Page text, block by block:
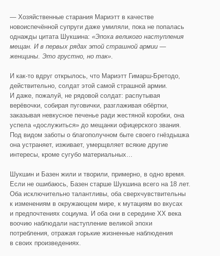
— Хозяйственные старания Мариэтт в качестве
новоиспечённой супруги даже умиляли, пока не попалась
однажды цитата Шукшина: «Эпоха великого наступления
мещан. И в первых рядах этой страшной армии —
женщины. Это грустно, но так».
И как-то вдруг открылось, что Мариэтт Гимарш-Бретодо,
действительно, солдат этой самой страшной армии.
И даже, пожалуй, не рядовой солдат: распутывая
верёвочки, собирая пуговички, разглаживая обёртки,
заказывая невкусное печенье ради жестяной коробки, она
успела «дослужиться» до мещанки офицерского звания.
Под видом заботы о благополучном быте своего гнёздышка
она устраняет, изживает, умерщвляет всякие другие
интересы, кроме сугубо материальных…
Шукшин и Базен жили и творили, примерно, в одно время.
Если не ошибаюсь, Базен старше Шукшина всего на 18 лет.
Оба исключительно талантливы, оба сверхчувствительны
к изменениям в окружающем мире, к мутациям во вкусах
и предпочтениях социума. И оба они в середине ХХ века
воочию наблюдали наступление великой эпохи
потребления, отражая горькие жизненные наблюдения
в своих произведениях.